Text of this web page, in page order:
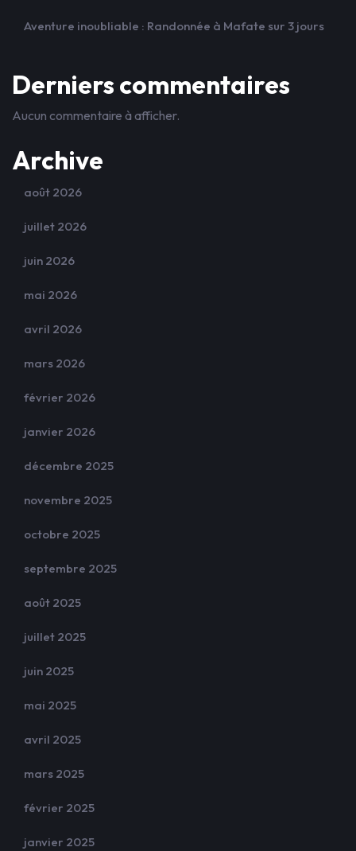
Aventure inoubliable : Randonnée à Mafate sur 3 jours
Derniers commentaires
Aucun commentaire à afficher.
Archive
août 2026
juillet 2026
juin 2026
mai 2026
avril 2026
mars 2026
février 2026
janvier 2026
décembre 2025
novembre 2025
octobre 2025
septembre 2025
août 2025
juillet 2025
juin 2025
mai 2025
avril 2025
mars 2025
février 2025
janvier 2025